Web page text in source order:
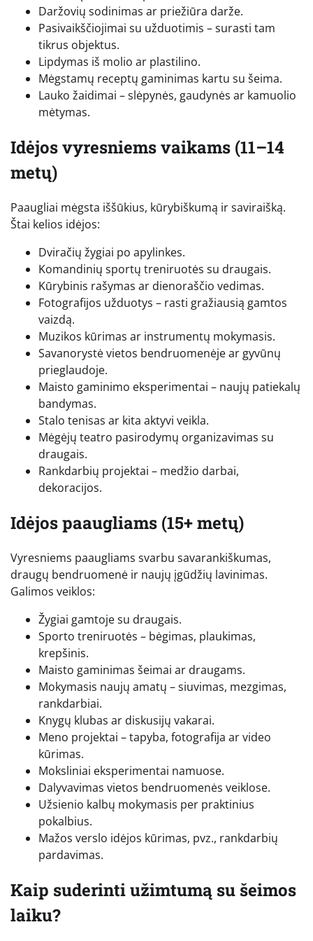
Daržovių sodinimas ar priežiūra darže.
Pasivaikščiojimai su užduotimis – surasti tam
tikrus objektus.
Lipdymas iš molio ar plastilino.
Mėgstamų receptų gaminimas kartu su šeima.
Lauko žaidimai – slėpynės, gaudynės ar kamuolio
mėtymas.
Idėjos vyresniems vaikams (11–14
metų)
Paaugliai mėgsta iššūkius, kūrybiškumą ir saviraišką.
Štai kelios idėjos:
Dviračių žygiai po apylinkes.
Komandinių sportų treniruotės su draugais.
Kūrybinis rašymas ar dienoraščio vedimas.
Fotografijos užduotys – rasti gražiausią gamtos
vaizdą.
Muzikos kūrimas ar instrumentų mokymasis.
Savanorystė vietos bendruomenėje ar gyvūnų
prieglaudoje.
Maisto gaminimo eksperimentai – naujų patiekalų
bandymas.
Stalo tenisas ar kita aktyvi veikla.
Mėgėjų teatro pasirodymų organizavimas su
draugais.
Rankdarbių projektai – medžio darbai,
dekoracijos.
Idėjos paaugliams (15+ metų)
Vyresniems paaugliams svarbu savarankiškumas,
draugų bendruomenė ir naujų įgūdžių lavinimas.
Galimos veiklos:
Žygiai gamtoje su draugais.
Sporto treniruotės – bėgimas, plaukimas,
krepšinis.
Maisto gaminimas šeimai ar draugams.
Mokymasis naujų amatų – siuvimas, mezgimas,
rankdarbiai.
Knygų klubas ar diskusijų vakarai.
Meno projektai – tapyba, fotografija ar video
kūrimas.
Moksliniai eksperimentai namuose.
Dalyvavimas vietos bendruomenės veiklose.
Užsienio kalbų mokymasis per praktinius
pokalbius.
Mažos verslo idėjos kūrimas, pvz., rankdarbių
pardavimas.
Kaip suderinti užimtumą su šeimos
laiku?